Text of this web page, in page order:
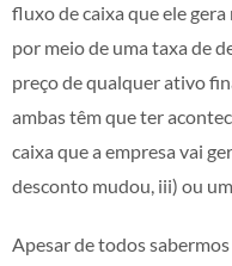
fluxo de caixa que ele
por meio de uma taxa de
preço de qualquer ativo
ambas têm que ter
caixa que a empresa vai
desconto mudou, iii) ou
Apesar de todos